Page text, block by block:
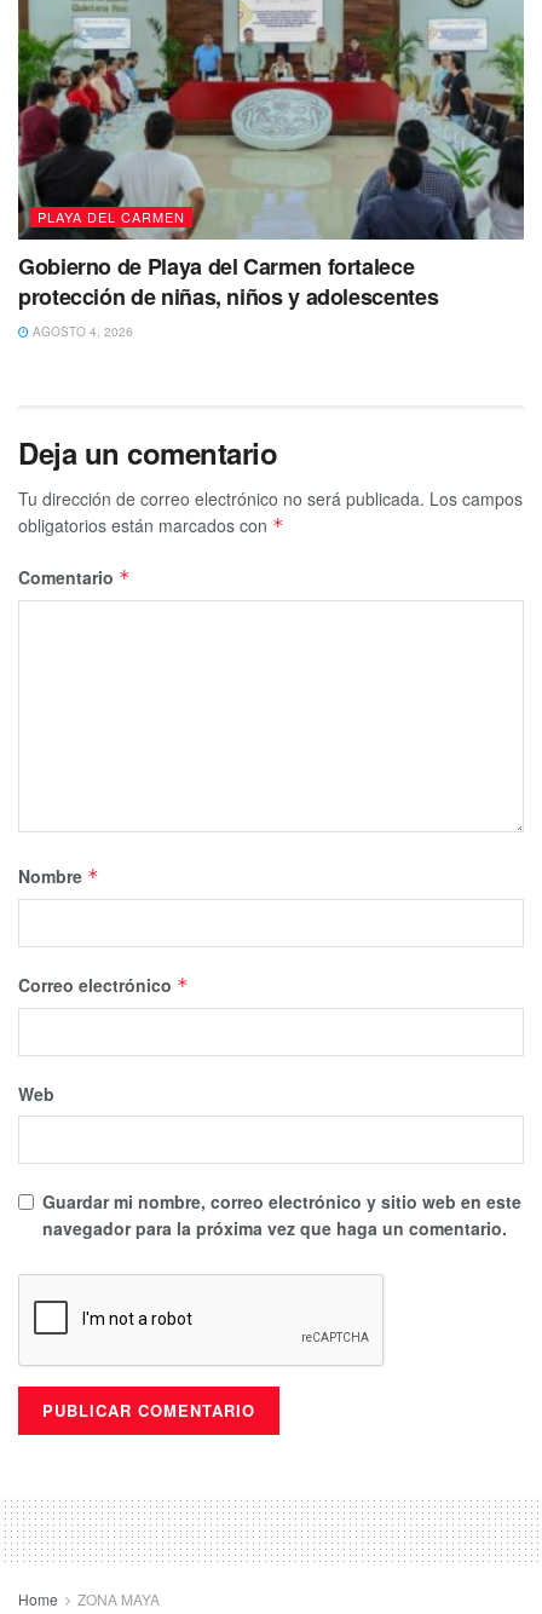
PLAYA DEL CARMEN
Gobierno de Playa del Carmen fortalece
protección de niñas, niños y adolescentes
AGOSTO 4, 2026
Deja un comentario
Tu dirección de correo electrónico no será publicada. Los campos
obligatorios están marcados con *
Comentario *
Nombre *
Correo electrónico *
Web
Guardar mi nombre, correo electrónico y sitio web en este
navegador para la próxima vez que haga un comentario.
Home ZONA MAYA